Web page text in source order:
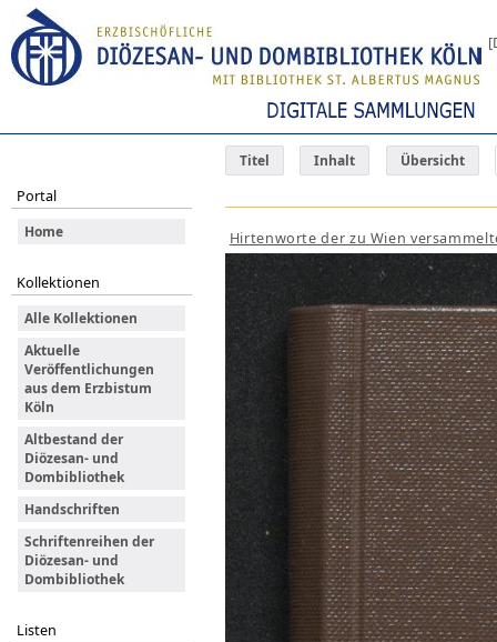
Titel Inhalt Übersicht
Portal
Home
Kollektionen
Alle Kollektionen
Aktuelle
Veröffentlichungen
aus dem Erzbistum
Köln
Altbestand der
Diözesan- und
Dombibliothek
Handschriften
Schriftenreihen der
Diözesan- und
Dombibliothek
Listen
Hirtenworte der zu Wien